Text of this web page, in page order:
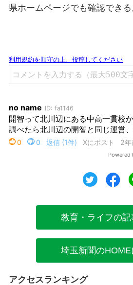
県ホームページでも確認できる
ツイート
教育・ライフの記
埼玉新聞のHOME
アクセスランキング